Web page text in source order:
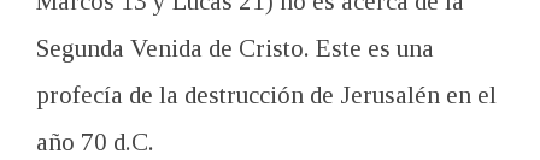
Segunda Venida de Cristo. Este es una
profecía de la destrucción de Jerusalén en el
año 70 d.C.